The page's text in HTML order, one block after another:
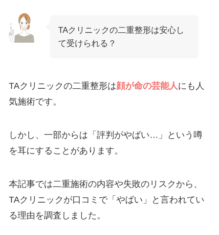
TAクリニックの二重整形は安心し
て受けられる？
TAクリニックの二重整形は顔が命の芸能人 にも人
気施術です。
しかし、一部からは「評判がやばい…」という噂
を耳にすることがあります。
本記事では二重施術の内容や失敗のリスクから、
TAクリニックが口コミで「やばい」と言われてい
る理由を調査しました。